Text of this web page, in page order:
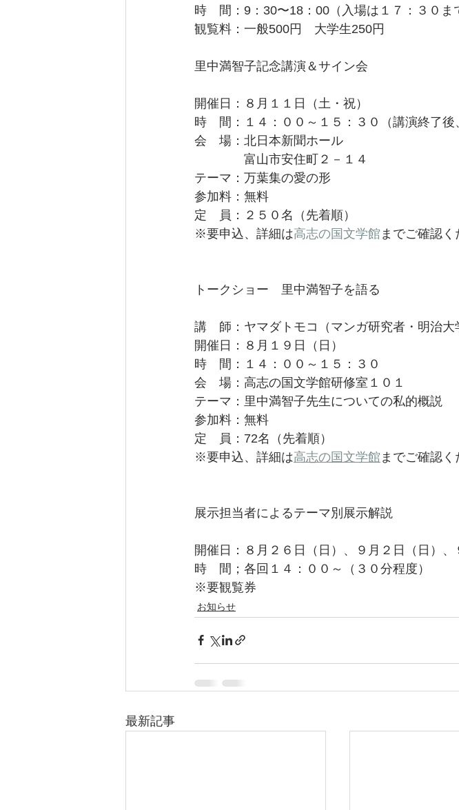
時　間：9：30〜18：00（入場は１７：３０ま
観覧料：一般500円　大学生250円
里中満智子記念講演＆サイン会
開催日：８月１１日（土・祝）
時　間：１４：００～１５：３０（講演終了後
会　場：北日本新聞ホール
富山市安住町２－１４
テーマ：万葉集の愛の形
参加料：無料
定　員：２５０名（先着順）
※要申込、詳細は高志の国文学館 までご確認く
トークショー　里中満智子を語る
講　師：ヤマダトモコ（マンガ研究者・明治大
開催日：８月１９日（日）
時　間：１４：００～１５：３０
会　場：高志の国文学館研修室１０１
テーマ：里中満智子先生についての私的概説
参加料：無料
定　員：72名（先着順）
※要申込、詳細は高志の国文学館 までご確認く
展示担当者によるテーマ別展示解説
開催日：８月２６日（日）、９月２日（日）
時　間；各回１４：００～（３０分程度）
※要観覧券
お知らせ
最新記事